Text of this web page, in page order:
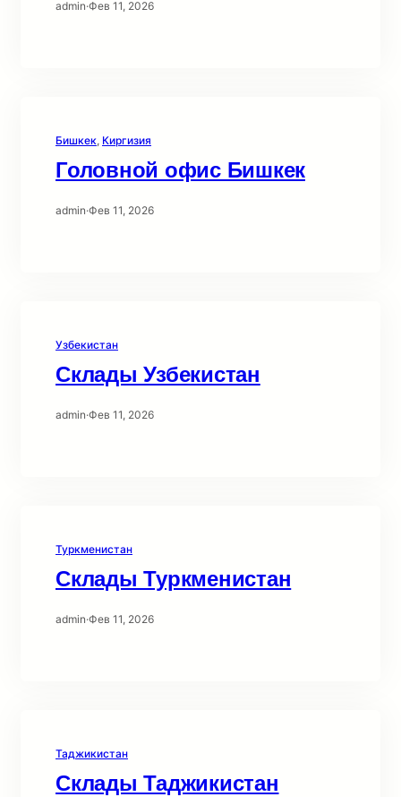
admin·Фев 11, 2026
Бишкек, Киргизия
Головной офис Бишкек
admin·Фев 11, 2026
Узбекистан
Склады Узбекистан
admin·Фев 11, 2026
Туркменистан
Склады Туркменистан
admin·Фев 11, 2026
Таджикистан
Склады Таджикистан